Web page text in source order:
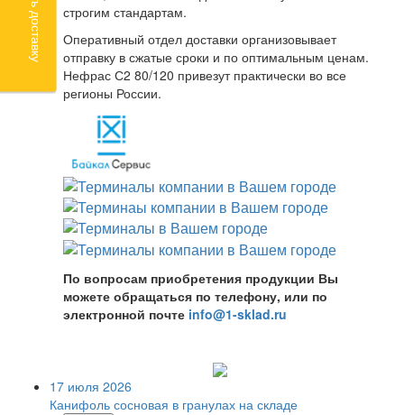
строгим стандартам.
Оперативный отдел доставки организовывает
отправку в сжатые сроки и по оптимальным ценам.
Нефрас С2 80/120 привезут практически во все
регионы России.
По вопросам приобретения продукции Вы
можете обращаться по телефону, или по
электронной почте info@1-sklad.ru
17 июля 2026
Канифоль сосновая в гранулах на складе